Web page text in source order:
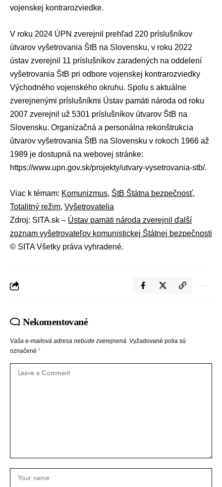
vojenskej kontrarozviedke.
V roku 2024 ÚPN zverejnil prehľad 220 príslušníkov
útvarov vyšetrovania ŠtB na Slovensku, v roku 2022
ústav zverejnil 11 príslušníkov zaradených na oddelení
vyšetrovania ŠtB pri odbore vojenskej kontrarozviedky
Východného vojenského okruhu. Spolu s aktuálne
zverejnenými príslušníkmi Ústav pamäti národa od roku
2007 zverejnil už 5301 príslušníkov útvarov ŠtB na
Slovensku. Organizačná a personálna rekonštrukcia
útvarov vyšetrovania ŠtB na Slovensku v rokoch 1966 až
1989 je dostupná na webovej stránke:
https://www.upn.gov.sk/projekty/utvary-vysetrovania-stb/.
Viac k témam: Komunizmus, ŠtB Štátna bezpečnosť,
Totalitný režim, Vyšetrovatelia
Zdroj: SITA.sk – Ústav pamäti národa zverejnil ďalší
zoznam vyšetrovateľov komunistickej Štátnej bezpečnosti
© SITA Všetky práva vyhradené.
Nekomentované
Vaša e-mailová adresa nebude zverejnená. Vyžadované polia sú
označené *